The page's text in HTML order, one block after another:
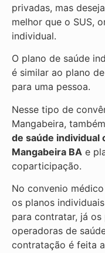
privadas, mas
melhor que o SUS,
individual.
O plano de saúde
é similar ao plano
para uma pessoa.
Nesse tipo de
Mangabeira,
de saúde individual
Mangabeira BA e
coparticipação.
No convenio
os planos
para contratar, já
operadoras de
contratação é feita